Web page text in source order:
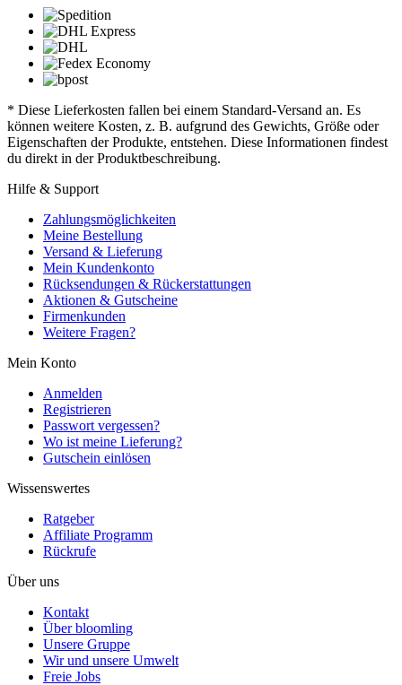
* Diese Lieferkosten fallen bei einem Standard-Versand an. Es
können weitere Kosten, z. B. aufgrund des Gewichts, Größe oder
Eigenschaften der Produkte, entstehen. Diese Informationen findest
du direkt in der Produktbeschreibung.
Hilfe & Support
Zahlungsmöglichkeiten
Meine Bestellung
Versand & Lieferung
Mein Kundenkonto
Rücksendungen & Rückerstattungen
Aktionen & Gutscheine
Firmenkunden
Weitere Fragen?
Mein Konto
Anmelden
Registrieren
Passwort vergessen?
Wo ist meine Lieferung?
Gutschein einlösen
Wissenswertes
Ratgeber
Affiliate Programm
Rückrufe
Über uns
Kontakt
Über bloomling
Unsere Gruppe
Wir und unsere Umwelt
Freie Jobs